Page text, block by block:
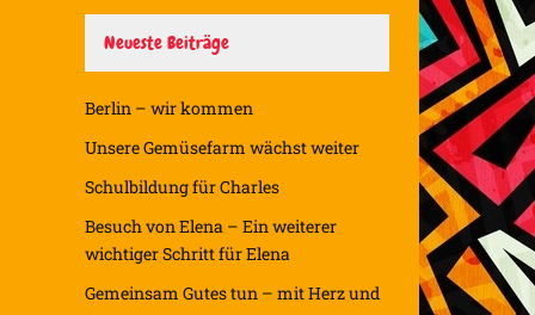
Neueste Beiträge
Berlin – wir kommen
Unsere Gemüsefarm wächst weiter
Schulbildung für Charles
Besuch von Elena – Ein weiterer
wichtiger Schritt für Elena
Gemeinsam Gutes tun – mit Herz und